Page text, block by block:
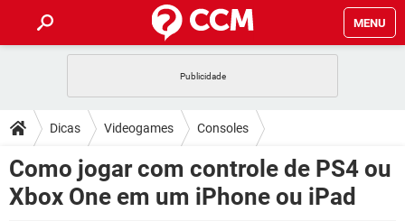
MENU
CELULAR FACEBOOK
OUTLOOK EXCEL
INSTAGRAM GMAIL
DICAS
JOGOS WHATSAPP
CELULAR FACEBOOK
DOWNLOADS
JOGOS WHATSAPP
FÓRUM
Dicas Videogames Consoles
Como jogar com controle de PS4 ou
Xbox One em um iPhone ou iPad